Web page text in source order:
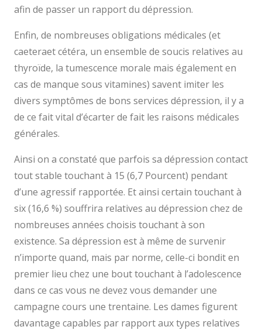
afin de passer un rapport du dépression.
Enfin, de nombreuses obligations médicales (et
caeteraet cétéra, un ensemble de soucis relatives au
thyroïde, la tumescence morale mais également en
cas de manque sous vitamines) savent imiter les
divers symptômes de bons services dépression, il y a
de ce fait vital d’écarter de fait les raisons médicales
générales.
Ainsi on a constaté que parfois sa dépression contact
tout stable touchant à 15 (6,7 Pourcent) pendant
d’une agressif rapportée. Et ainsi certain touchant à
six (16,6 %) souffrira relatives au dépression chez de
nombreuses années choisis touchant à son
existence. Sa dépression est à même de survenir
n’importe quand, mais par norme, celle-ci bondit en
premier lieu chez une bout touchant à l’adolescence
dans ce cas vous ne devez vous demander une
campagne cours une trentaine. Les dames figurent
davantage capables par rapport aux types relatives